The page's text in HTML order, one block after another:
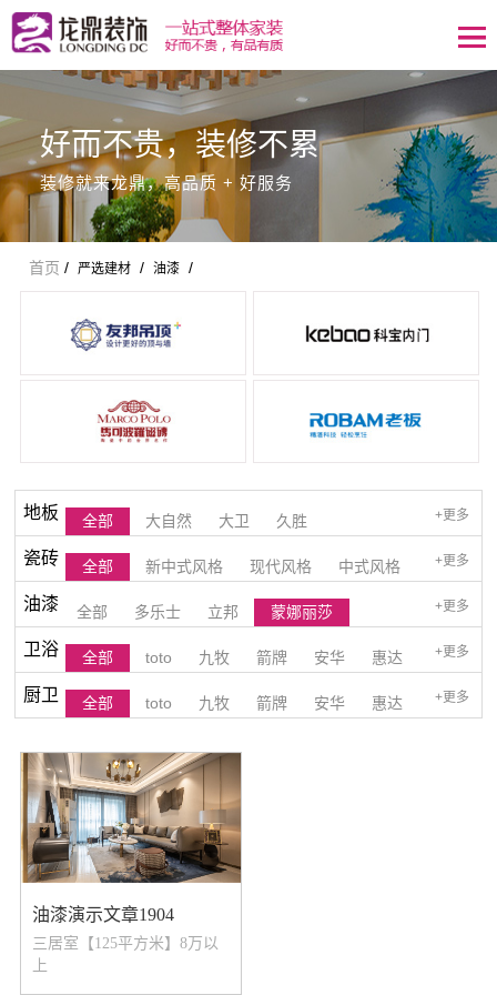
好而不贵，装修不累
装修就来龙鼎，高品质 + 好服务
首页 / 严选建材 / 油漆 /
地板 +更多
全部 大自然 大卫 久胜
瓷砖 +更多
全部 新中式风格 现代风格 中式风格
欧式风格 美式风格 和式风格
后现代风格
油漆 +更多
全部 多乐士 立邦 蒙娜丽莎
简一
卫浴 +更多
全部 toto 九牧 箭牌 安华 惠达
法恩莎
厨卫 +更多
全部 toto 九牧 箭牌 安华 惠达
法恩莎
油漆演示文章1904
三居室【125平方米】8万以
上